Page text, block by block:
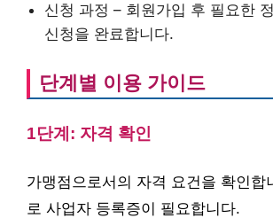
신청 과정 – 회원가입 후 필요한
신청을 완료합니다.
단계별 이용 가이드
1단계: 자격 확인
가맹점으로서의 자격 요건을 확인합
로 사업자 등록증이 필요합니다.